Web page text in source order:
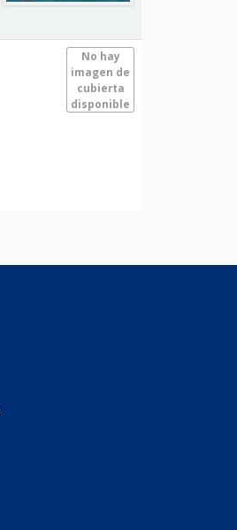
No hay
imagen de
cubierta
disponible